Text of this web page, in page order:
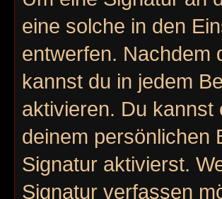
eine solche in den
entwerfen. Nachdem
kannst du in jedem
aktivieren. Du kannst
deinem persönlichen
Signatur aktivierst.
Signatur verfassen